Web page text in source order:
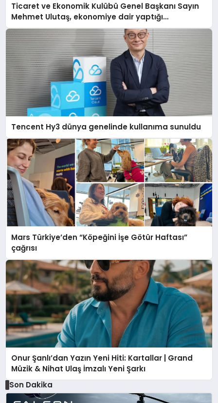
Ticaret ve Ekonomik Kulübü Genel Başkanı Sayın
Mehmet Ulutaş, ekonomiye dair yaptığı
açıklamada şunları kaydetti:
Tencent Hy3 dünya genelinde kullanıma sunuldu
Mars Türkiye’den “Köpeğini İşe Götür Haftası”
çağrısı
Onur Şanlı’dan Yazın Yeni Hiti: Kartallar | Grand
Müzik & Nihat Ulaş İmzalı Yeni Şarkı
Son Dakika